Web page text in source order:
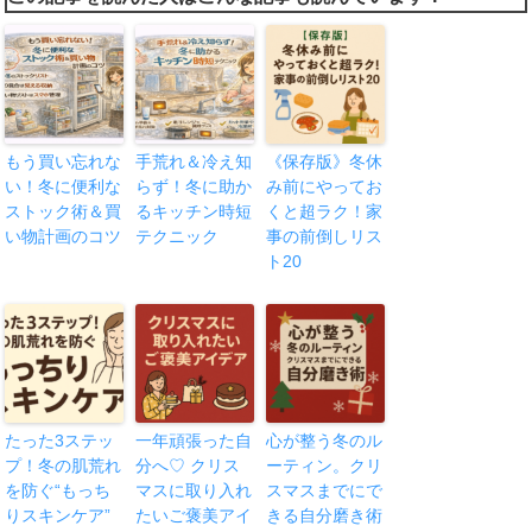
もう買い忘れな
い！冬に便利な
ストック術＆買
い物計画のコツ
手荒れ＆冷え知
らず！冬に助か
るキッチン時短
テクニック
《保存版》冬休
み前にやってお
くと超ラク！家
事の前倒しリス
ト20
たった3ステッ
プ！冬の肌荒れ
を防ぐ“もっち
りスキンケア”
一年頑張った自
分へ♡ クリス
マスに取り入れ
たいご褒美アイ
心が整う冬のル
ーティン。クリ
スマスまでにで
きる自分磨き術